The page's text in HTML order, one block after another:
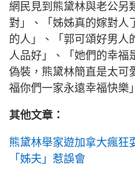
網民見到熊黛林與老公另
對」、「姊姊真的嫁對人
的人」、「郭可頌好男人
人品好」、「她們的幸福
偽裝，熊黛林簡直是太可
福你們一家永遠幸福快樂
其他文章：
熊黛林舉家遊加拿大瘋狂
「姊夫」惹誤會